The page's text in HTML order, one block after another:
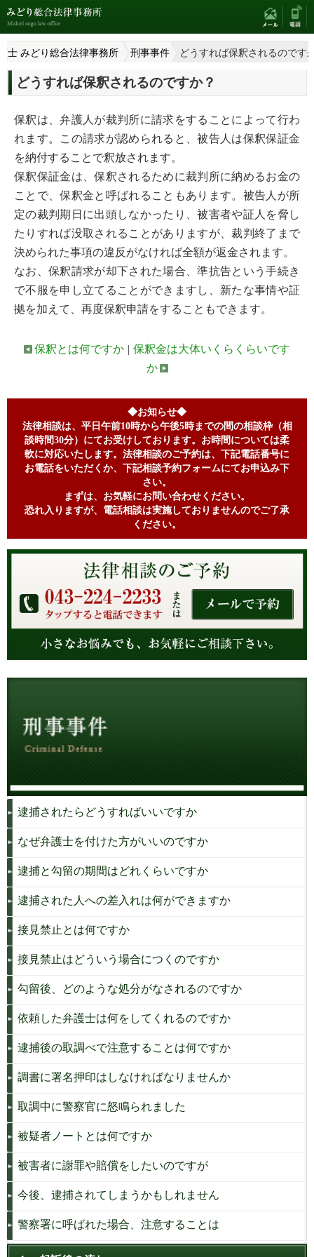
士 みどり総合法律事務所 刑事事件 どうすれば保釈されるのです
どうすれば保釈されるのですか？
保釈は、弁護人が裁判所に請求をすることによって行わ
れます。この請求が認められると、被告人は保釈保証金
を納付することで釈放されます。
保釈保証金は、保釈されるために裁判所に納めるお金の
ことで、保釈金と呼ばれることもあります。被告人が所
定の裁判期日に出頭しなかったり、被害者や証人を脅し
たりすれば没取されることがありますが、裁判終了まで
決められた事項の違反がなければ全額が返金されます。
なお、保釈請求が却下された場合、準抗告という手続き
で不服を申し立てることができますし、新たな事情や証
拠を加えて、再度保釈申請をすることもできます。
保釈とは何ですか | 保釈金は大体いくらくらいです
か
◆お知らせ◆
法律相談は、平日午前10時から午後5時までの間の相談枠（相
談時間30分）にてお受けしております。お時間については柔
軟に対応いたします。法律相談のご予約は、下記電話番号に
お電話をいただくか、下記相談予約フォームにてお申込み下
さい。
まずは、お気軽にお問い合わせください。
恐れ入りますが、電話相談は実施しておりませんのでご了承
ください。
逮捕されたらどうすればいいですか
なぜ弁護士を付けた方がいいのですか
逮捕と勾留の期間はどれくらいですか
逮捕された人への差入れは何ができますか
接見禁止とは何ですか
接見禁止はどういう場合につくのですか
勾留後、どのような処分がなされるのですか
依頼した弁護士は何をしてくれるのですか
逮捕後の取調べで注意することは何ですか
調書に署名押印はしなければなりませんか
取調中に警察官に怒鳴られました
被疑者ノートとは何ですか
被害者に謝罪や賠償をしたいのですが
今後、逮捕されてしまうかもしれません
警察署に呼ばれた場合、注意することは